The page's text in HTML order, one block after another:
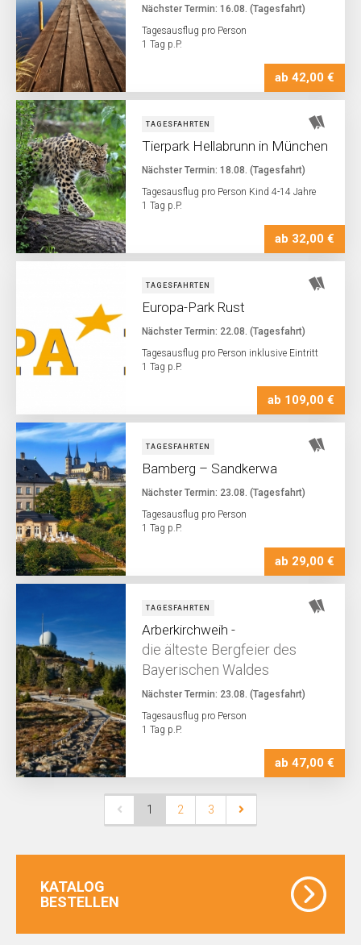
Nächster Termin: 16.08. (Tagesfahrt)
Tagesausflug pro Person
1 Tag p.P.
ab 42,00 €
TAGESFAHRTEN
Tierpark Hellabrunn in München
Nächster Termin: 18.08. (Tagesfahrt)
Tagesausflug pro Person Kind 4-14 Jahre
1 Tag p.P.
ab 32,00 €
TAGESFAHRTEN
Europa-Park Rust
Nächster Termin: 22.08. (Tagesfahrt)
Tagesausflug pro Person inklusive Eintritt
1 Tag p.P.
ab 109,00 €
TAGESFAHRTEN
Bamberg – Sandkerwa
Nächster Termin: 23.08. (Tagesfahrt)
Tagesausflug pro Person
1 Tag p.P.
ab 29,00 €
TAGESFAHRTEN
Arberkirchweih -
die älteste Bergfeier des
Bayerischen Waldes
Nächster Termin: 23.08. (Tagesfahrt)
Tagesausflug pro Person
1 Tag p.P.
ab 47,00 €
1 2 3
KATALOG
BESTELLEN